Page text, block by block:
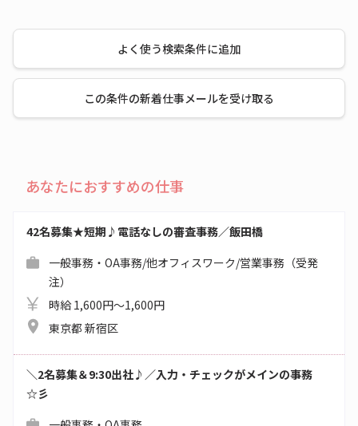
よく使う検索条件に追加
この条件の新着仕事メールを受け取る
あなたにおすすめの仕事
42名募集★短期♪電話なしの審査事務／飯田橋
一般事務・OA事務/他オフィスワーク/営業事務（受発
注）
時給 1,600円～1,600円
東京都 新宿区
＼2名募集＆9:30出社♪／入力・チェックがメインの事務
☆彡